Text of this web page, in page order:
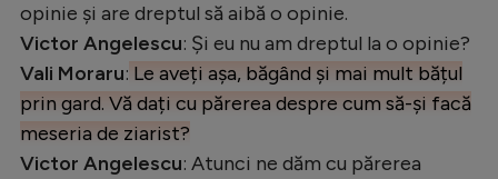
opinie și are dreptul să aibă o opinie.
Victor Angelescu: Și eu nu am dreptul la o opinie?
Vali Moraru: Le aveți așa, băgând și mai mult bățul
prin gard. Vă dați cu părerea despre cum să-și facă
meseria de ziarist?
Victor Angelescu: Atunci ne dăm cu părerea